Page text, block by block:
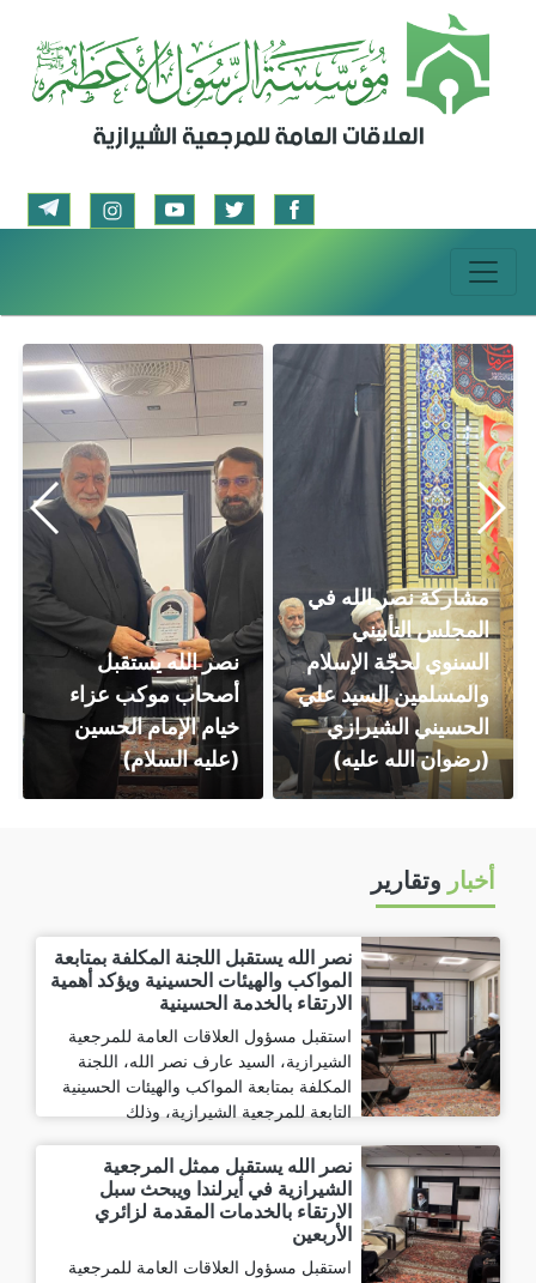
مشاركة نصر الله في
المجلس التأبيني
السنوي لحجّة الإسلام
والمسلمين السيد علي
الحسيني الشيرازي
(رضوان الله عليه)
نصر الله يستقبل
أصحاب موكب عزاء
خيام الإمام الحسين
(عليه السلام)
أخبار وتقارير
نصر الله يستقبل اللجنة المكلفة بمتابعة
المواكب والهيئات الحسينية ويؤكد أهمية
الارتقاء بالخدمة الحسينية
استقبل مسؤول العلاقات العامة للمرجعية
الشيرازية، السيد عارف نصر الله، اللجنة
المكلفة بمتابعة المواكب والهيئات الحسينية
التابعة للمرجعية الشيرازية، وذلك
نصر الله يستقبل ممثل المرجعية
الشيرازية في أيرلندا ويبحث سبل
الارتقاء بالخدمات المقدمة لزائري
الأربعين
استقبل مسؤول العلاقات العامة للمرجعية